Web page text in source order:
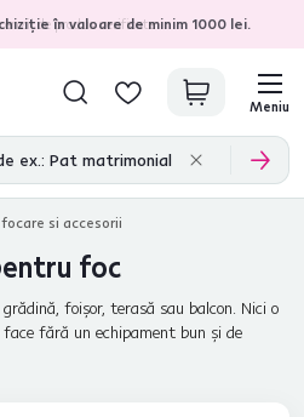
în valoare de minim 1000 lei.
de produs verificate
Meniu
si accesorii
foc
foişor, terasă sau balcon. Nici o
fără un echipament bun şi de
diverse delicatese prăjite sau la
grătare de diferite dimensiuni care vă